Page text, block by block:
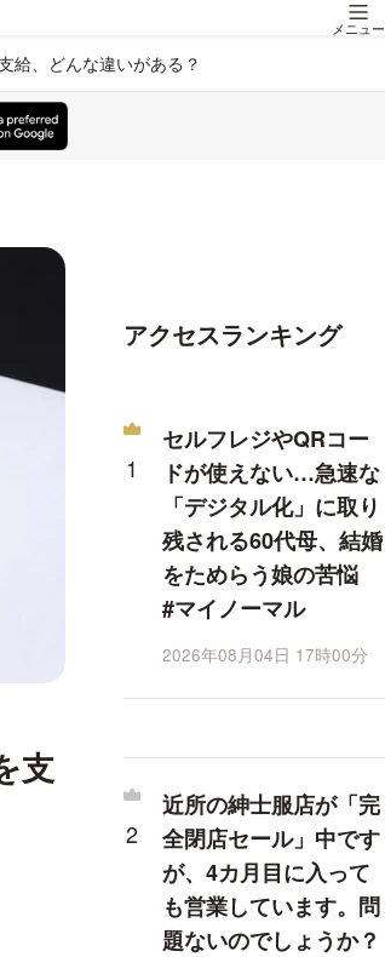
メニュー
給、どんな違いがある？
支
アクセスランキング
セルフレジやQRコー
ドが使えない…急速な
「デジタル化」に取り
残される60代母、結婚
をためらう娘の苦悩
#マイノーマル
2026年08月04日 17時00分
近所の紳士服店が「完
全閉店セール」中です
が、4カ月目に入って
も営業しています。問
題ないのでしょうか？